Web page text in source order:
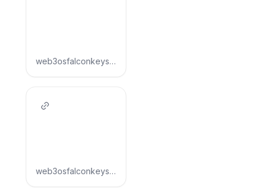
web3osfalconkeys.wordpress.com
web3osfalconkeys.wordpress.com